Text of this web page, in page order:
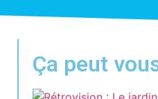
Ça peut